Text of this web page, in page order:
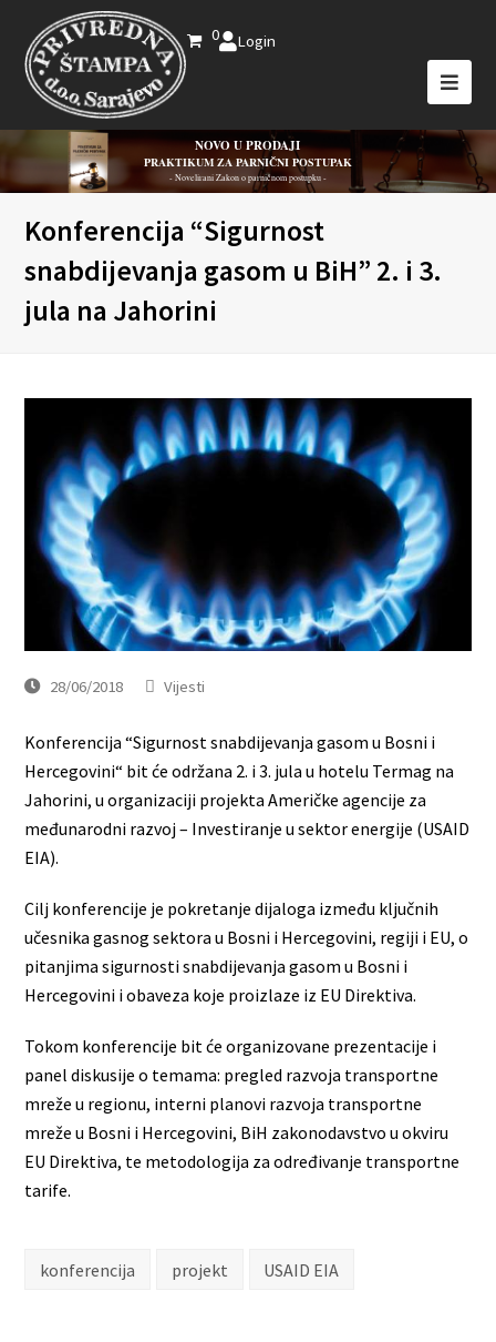
0 Login
NOVO U PRODAJI
PRAKTIKUM ZA PARNIČNI POSTUPAK
- Novelirani Zakon o parničnom postupku -
Konferencija “Sigurnost
snabdijevanja gasom u BiH” 2. i 3.
jula na Jahorini
28/06/2018 Vijesti
Konferencija “Sigurnost snabdijevanja gasom u Bosni i
Hercegovini“ bit će održana 2. i 3. jula u hotelu Termag na
Jahorini, u organizaciji projekta Američke agencije za
međunarodni razvoj – Investiranje u sektor energije (USAID
EIA).
Cilj konferencije je pokretanje dijaloga između ključnih
učesnika gasnog sektora u Bosni i Hercegovini, regiji i EU, o
pitanjima sigurnosti snabdijevanja gasom u Bosni i
Hercegovini i obaveza koje proizlaze iz EU Direktiva.
Tokom konferencije bit će organizovane prezentacije i
panel diskusije o temama: pregled razvoja transportne
mreže u regionu, interni planovi razvoja transportne
mreže u Bosni i Hercegovini, BiH zakonodavstvo u okviru
EU Direktiva, te metodologija za određivanje transportne
tarife.
konferencija projekt USAID EIA